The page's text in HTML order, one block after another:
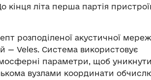
літа перша партія
розподіленої акустичної
— Veles. Система використовує
параметри, щоб уникнути
вузлами координати